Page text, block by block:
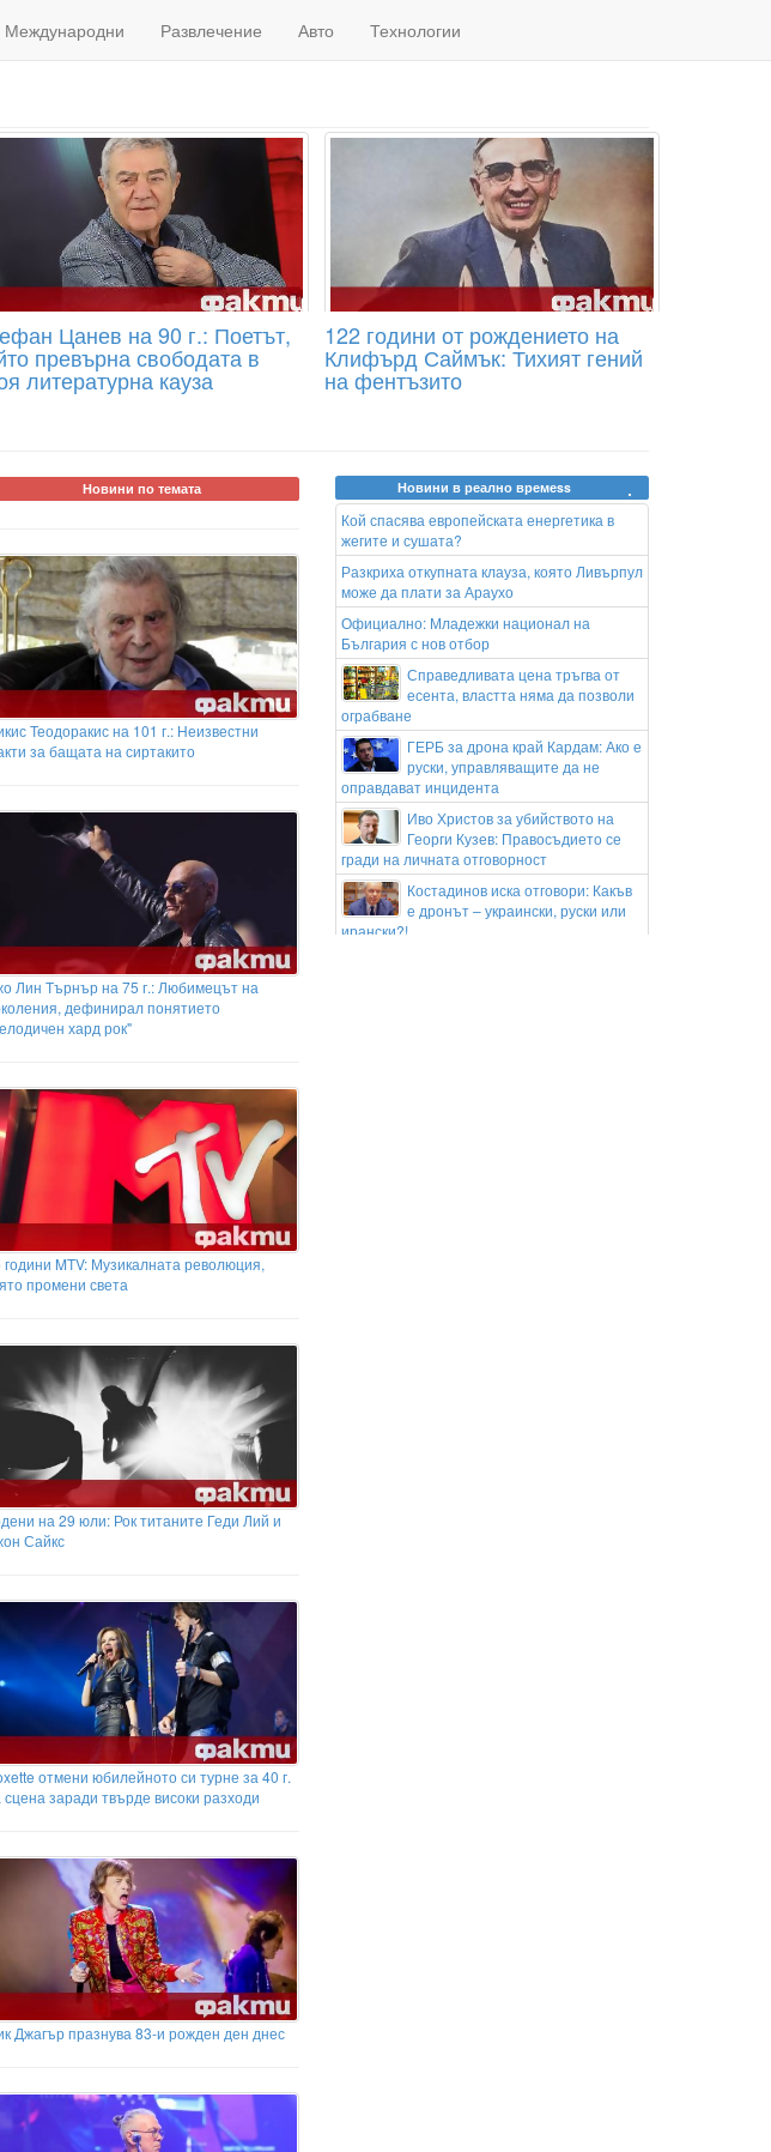
Международни Развлечение Авто Технологии
Цанев на 90 г.: Поетът,
превърна свободата в
литературна кауза
122 години от рождението на
Клифърд Саймък: Тихият гений
на фентъзито
Новини по темата
Теодоракис на 101 г.: Неизвестни
за бащата на сиртакито
Лин Търнър на 75 г.: Любимецът на
дефинирал понятието
хард рок"
години MTV: Музикалната революция,
промени света
на 29 юли: Рок титаните Геди Лий и
Сайкс
отмени юбилейното си турне за 40 г.
сцена заради твърде високи разходи
Джагър празнува 83-и рожден ден днес
Новини в реално времеss
Кой спасява европейската енергетика в
жегите и сушата?
Разкриха откупната клауза, която Ливърпул
може да плати за Араухо
Официално: Младежки национал на
България с нов отбор
Справедливата цена тръгва от
есента, властта няма да позволи
ограбване
ГЕРБ за дрона край Кардам: Ако е
руски, управляващите да не
оправдават инцидента
Иво Христов за убийството на
Георги Кузев: Правосъдието се
гради на личната отговорност
Костадинов иска отговори: Какъв
е дронът – украински, руски или
ирански?!